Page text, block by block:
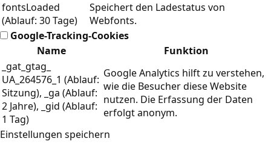
fontsLoaded
(Ablauf: 30 Tage)
Speichert den Ladestatus von
Webfonts.
Google-Tracking-Cookies
Name
Funktion
_gat_gtag_
UA_264576_1 (Ablauf:
Sitzung), _ga (Ablauf:
2 Jahre), _gid (Ablauf:
1 Tag)
Google Analytics hilft zu verstehen,
wie die Besucher diese Website
nutzen. Die Erfassung der Daten
erfolgt anonym.
Einstellungen speichern